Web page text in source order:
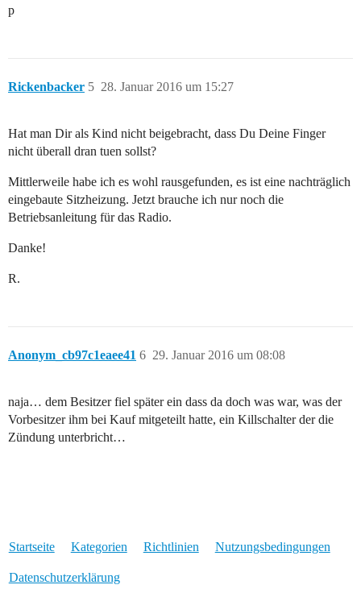
p
Rickenbacker 28. Januar 2016 um 15:27
5
Hat man Dir als Kind nicht beigebracht, dass Du Deine Finger
nicht überall dran tuen sollst?
Mittlerweile habe ich es wohl rausgefunden, es ist eine nachträglich
eingebaute Sitzheizung. Jetzt brauche ich nur noch die
Betriebsanleitung für das Radio.
Danke!
R.
Anonym_cb97c1eaee41 29. Januar 2016 um 08:08
6
naja… dem Besitzer fiel später ein dass da doch was war, was der
Vorbesitzer ihm bei Kauf mitgeteilt hatte, ein Killschalter der die
Zündung unterbricht…
Startseite Kategorien Richtlinien Nutzungsbedingungen
Datenschutzerklärung